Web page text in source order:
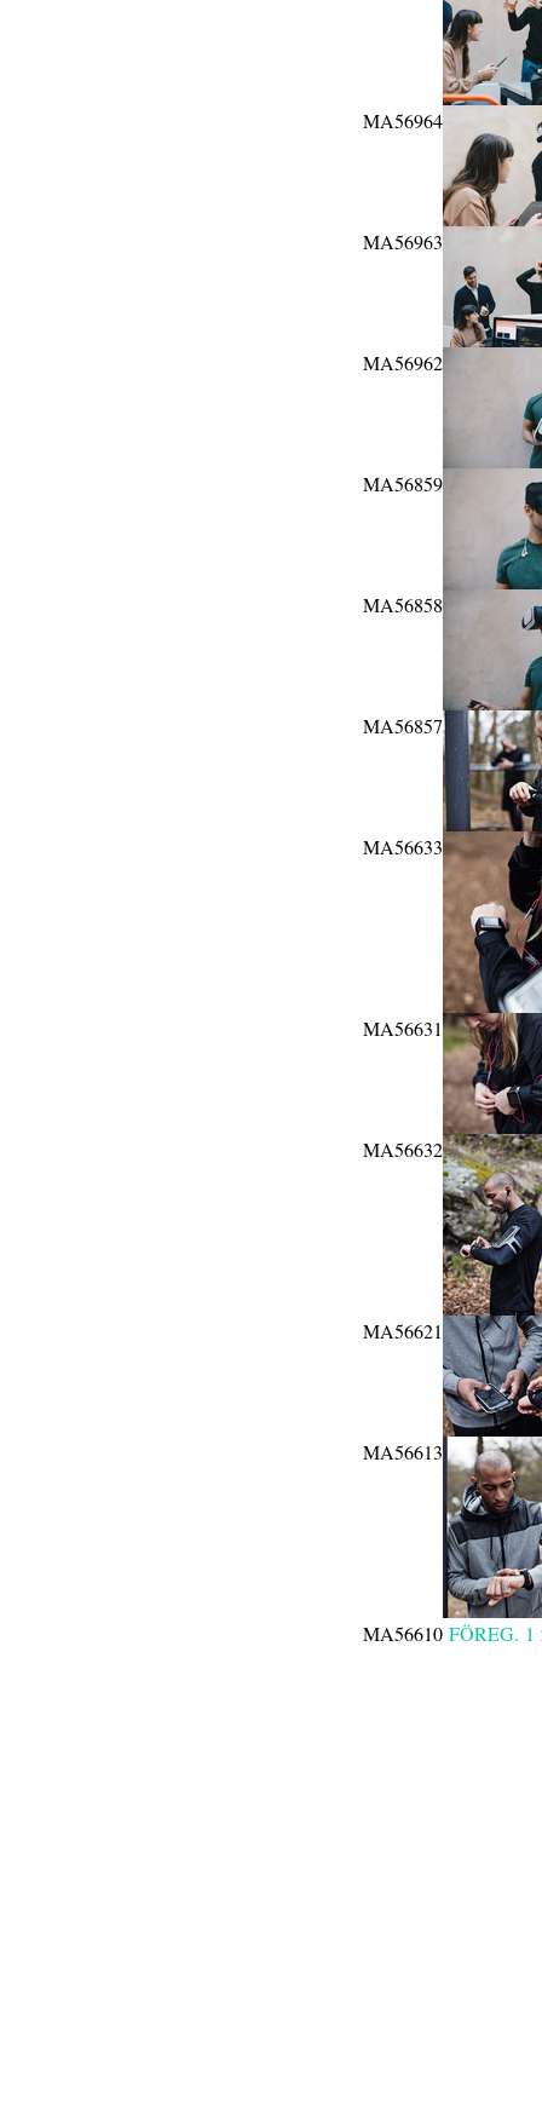
MA56964
MA56963
MA56962
MA56859
MA56858
MA56857
MA56633
MA56631
MA56632
MA56621
MA56613
MA56610 FÖREG. 1